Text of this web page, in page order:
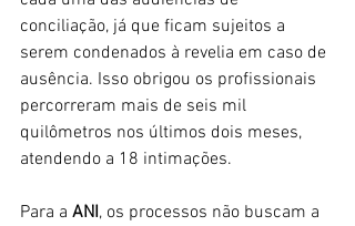
conciliação, já que ficam sujeitos a
serem condenados à revelia em caso de
ausência. Isso obrigou os profissionais
percorreram mais de seis mil
quilômetros nos últimos dois meses,
atendendo a 18 intimações.
Para a ANI, os processos não buscam a